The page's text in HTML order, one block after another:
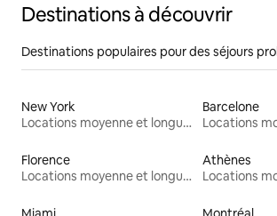
Destinations à découvrir
Destinations populaires pour des séjours
New York
Locations moyenne et longue durée
Barcelone
Florence
Locations moyenne et longue durée
Athènes